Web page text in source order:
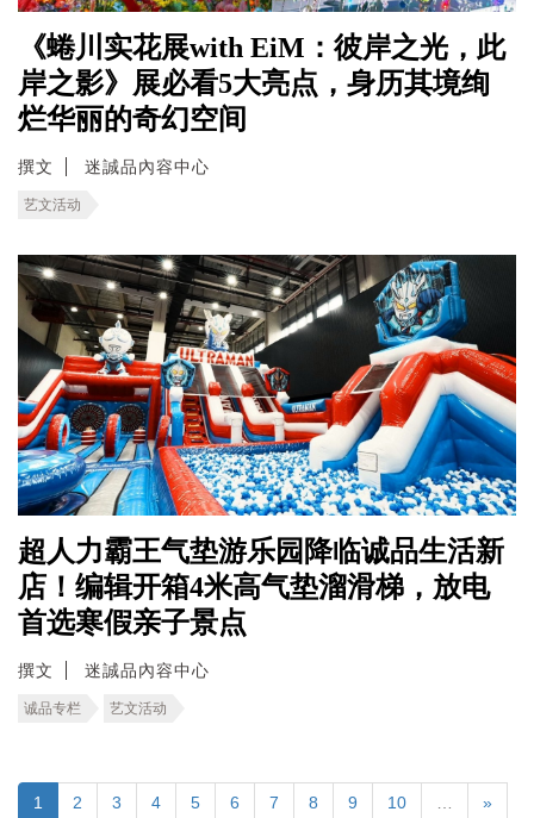
《蜷川实花展with EiM：彼岸之光，此
岸之影》展必看5大亮点，身历其境绚
烂华丽的奇幻空间
撰文 迷誠品內容中心
艺文活动
超人力霸王气垫游乐园降临诚品生活新
店！编辑开箱4米高气垫溜滑梯，放电
首选寒假亲子景点
撰文 迷誠品內容中心
诚品专栏 艺文活动
1 2 3 4 5 6 7 8 9 10 »